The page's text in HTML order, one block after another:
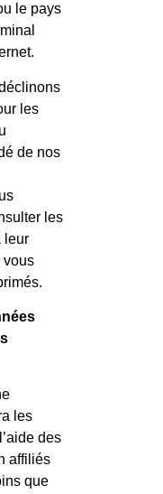
le pays
les
de nos
les
leur
vous
les
des
affiliés
que